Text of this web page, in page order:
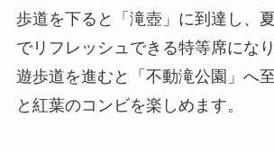
歩道を下ると「滝壺」に到達し、
でリフレッシュできる特等席にな
遊歩道を進むと「不動滝公園」へ
と紅葉のコンビを楽しめます。